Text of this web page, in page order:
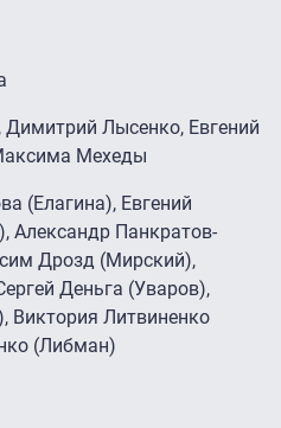
Лысенко, Евгений
Мехеды
(Елагина), Евгений
Александр Панкратов-
Дрозд (Мирский),
Деньга (Уваров),
Виктория Литвиненко
(Либман)